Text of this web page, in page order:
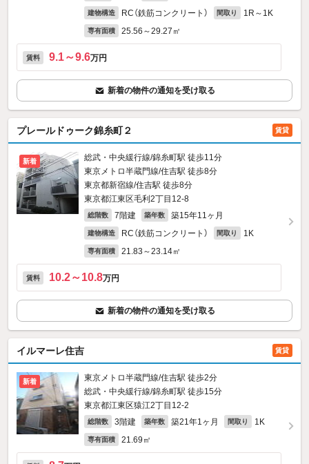
建物構造 RC（鉄筋コンクリート） 間取り 1R～1K
専有面積 25.56～29.27㎡
賃料 9.1～9.6万円
新着の物件の通知を受け取る
プレールドゥーク錦糸町２ 賃貸
新着
総武・中央緩行線/錦糸町駅 徒歩11分
東京メトロ半蔵門線/住吉駅 徒歩8分
東京都新宿線/住吉駅 徒歩8分
東京都江東区毛利2丁目12-8
総階数 7階建 築年数 築15年11ヶ月
建物構造 RC（鉄筋コンクリート） 間取り 1K
専有面積 21.83～23.14㎡
賃料 10.2～10.8万円
新着の物件の通知を受け取る
イルマーレ住吉 賃貸
新着
東京メトロ半蔵門線/住吉駅 徒歩2分
総武・中央緩行線/錦糸町駅 徒歩15分
東京都江東区猿江2丁目12-2
総階数 3階建 築年数 築21年1ヶ月 間取り 1K
専有面積 21.69㎡